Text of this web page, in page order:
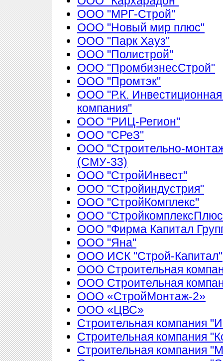
ООО "МРГ-Строй"
ООО "Новый мир плюс"
ООО "Парк Хауз"
ООО "Полистрой"
ООО "ПромбизнесСтрой"
ООО "Промтэк"
ООО "Р.К. Инвестиционная
компания"
ООО "РИЦ-Регион"
ООО "СРеЗ"
ООО "Строительно-
(СМУ-33)
ООО "СтройИнвест"
ООО "Стройиндустрия"
ООО "СтройКомплекс"
ООО
ООО "Фирма Капитал
ООО "Яна"
ООО ИСК "Строй-Капитал"
ООО Строительная
ООО Строительная
ООО «СтройМонтаж-2»
ООО «ЦВС»
Строительная компания
Строительная компания
Строительная компания